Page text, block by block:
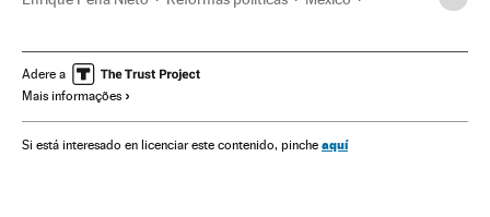
Adere a
Mais informações
Si está interesado en licenciar este contenido, pinche aquí